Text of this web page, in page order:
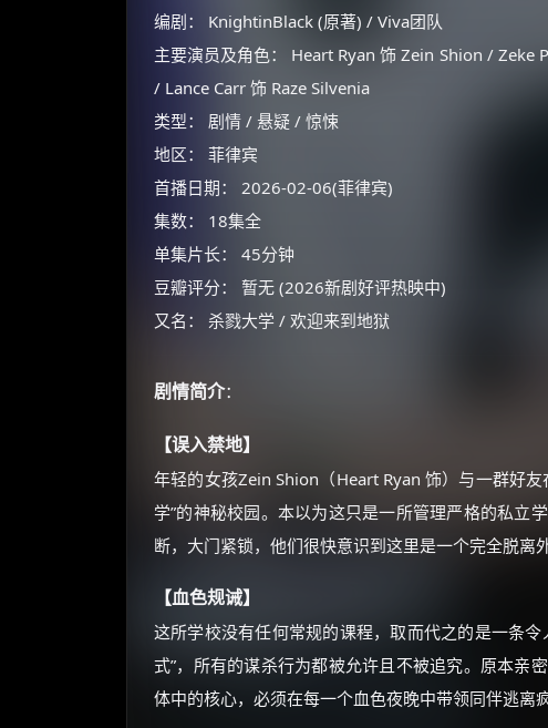
编剧： KnightinBlack (原著) / Viva团队
主要演员及角色： Heart Ryan 饰 Zein Shion /
/ Lance Carr 饰 Raze Silvenia
类型： 剧情 / 悬疑 / 惊悚
地区： 菲律宾
首播日期： 2026-02-06(菲律宾)
集数： 18集全
单集片长： 45分钟
豆瓣评分： 暂无 (2026新剧好评热映中)
又名： 杀戮大学 / 欢迎来到地狱
剧情简介：
【误入禁地】
年轻的女孩Zein Shion（Heart Ryan 饰）与一群好
学”的神秘校园。本以为这只是一所管理严格的私立
断，大门紧锁，他们很快意识到这里是一个完全脱离
【血色规诫】
这所学校没有任何常规的课程，取而代之的是一条
式”，所有的谋杀行为都被允许且不被追究。原本亲
体中的核心，必须在每一个血色夜晚中带领同伴逃离